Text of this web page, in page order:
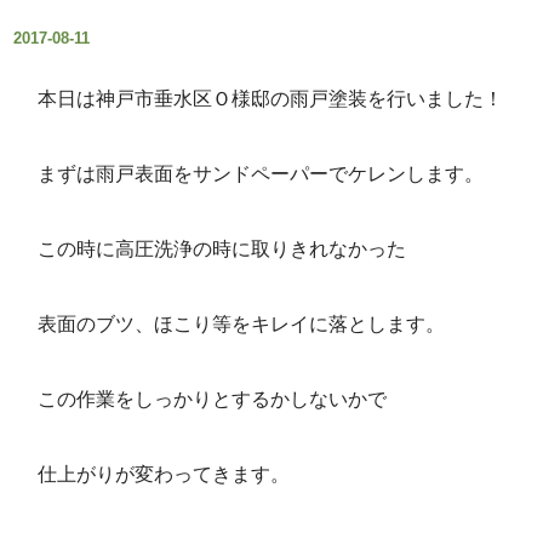
2017-08-11
本日は神戸市垂水区Ｏ様邸の雨戸塗装を行いました！
まずは雨戸表面をサンドペーパーでケレンします。
この時に高圧洗浄の時に取りきれなかった
表面のブツ、ほこり等をキレイに落とします。
この作業をしっかりとするかしないかで
仕上がりが変わってきます。